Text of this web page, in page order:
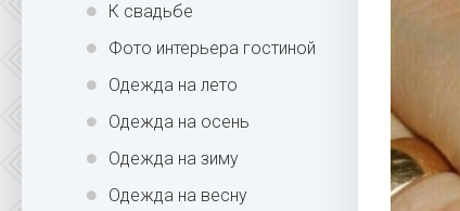
К свадьбе
Фото интерьера гостиной
Одежда на лето
Одежда на осень
Одежда на зиму
Одежда на весну